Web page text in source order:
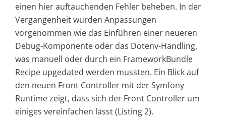
einen hier auftauchenden Fehler beheben. In der
Vergangenheit wurden Anpassungen
vorgenommen wie das Einführen einer neueren
Debug-Komponente oder das Dotenv-Handling,
was manuell oder durch ein FrameworkBundle
Recipe upgedated werden mussten. Ein Blick auf
den neuen Front Controller mit der Symfony
Runtime zeigt, dass sich der Front Controller um
einiges vereinfachen lässt (Listing 2).